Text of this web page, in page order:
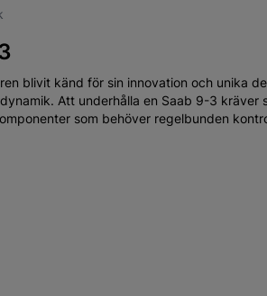
blivit känd för sin innovation och unika
Att underhålla en Saab 9-3 kräver
som behöver regelbunden